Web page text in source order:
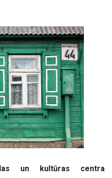
un kultūras centra